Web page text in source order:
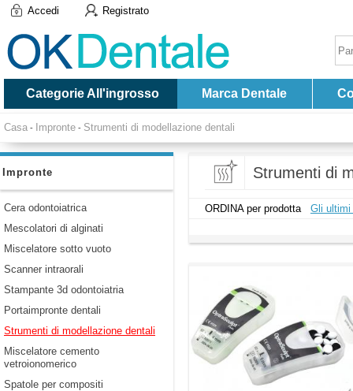
Accedi Registrato
Categorie All'ingrosso Marca Dentale
Casa - Impronte - Strumenti di modellazione dentali
Impronte
Cera odontoiatrica
Mescolatori di alginati
Miscelatore sotto vuoto
Scanner intraorali
Stampante 3d odontoiatria
Portaimpronte dentali
Strumenti di modellazione dentali
Miscelatore cemento
vetroionomerico
Spatole per compositi
Strumenti di
ORDINA per prodotta Gli ultimi